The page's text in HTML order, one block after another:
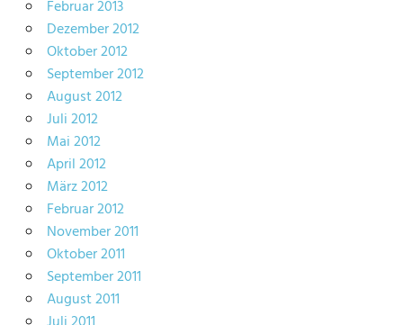
Februar 2013
Dezember 2012
Oktober 2012
September 2012
August 2012
Juli 2012
Mai 2012
April 2012
März 2012
Februar 2012
November 2011
Oktober 2011
September 2011
August 2011